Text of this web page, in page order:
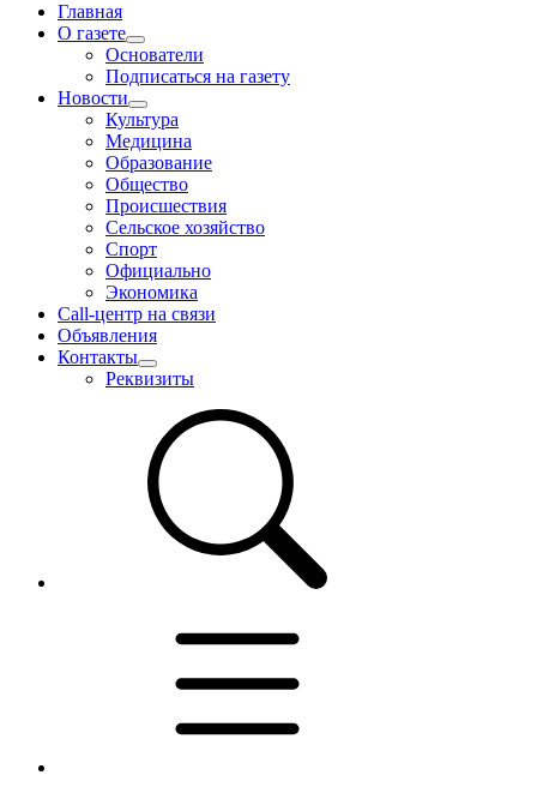
Главная
О газете
Основатели
Подписаться на газету
Новости
Культура
Медицина
Образование
Общество
Происшествия
Сельское хозяйство
Спорт
Официально
Экономика
Call-центр на связи
Объявления
Контакты
Реквизиты